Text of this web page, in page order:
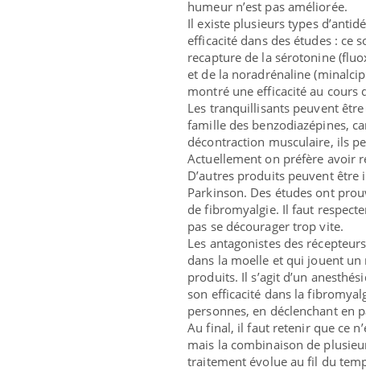
humeur n’est pas améliorée.
Il existe plusieurs types
efficacité dans des études : ce
recapture de la sérotonine
et de la noradrénaline
montré une efficacité au cours
Les tranquillisants peuvent
famille des benzodiazépines,
décontraction musculaire, ils
Actuellement on préfère avoir
D’autres produits peuvent
Parkinson. Des études ont
de fibromyalgie. Il faut
pas se décourager trop vite.
Les antagonistes des
dans la moelle et qui jouent un
produits. Il s’agit d’un
son efficacité dans la
personnes, en déclenchant en
Au final, il faut retenir que ce
mais la combinaison de
traitement évolue au fil du